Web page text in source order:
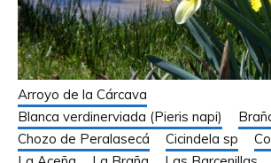
Arroyo de la Cárcava
Blanca verdinerviada (Pieris napi)
Chozo de Peralasecá
Cicindela sp